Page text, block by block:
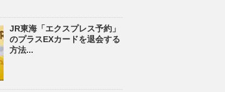
JR東海「エクスプレス予約」
のプラスEXカードを退会する
方法...